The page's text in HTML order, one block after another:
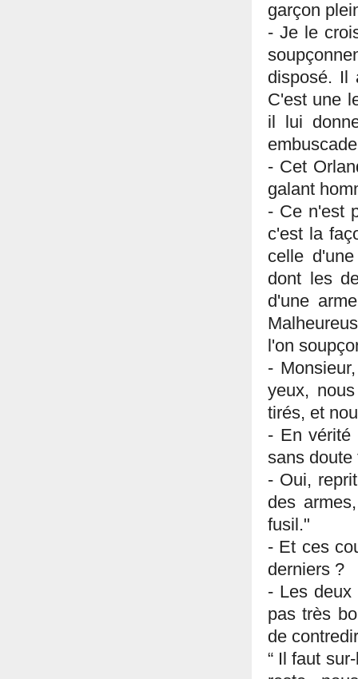
garçon
- Je le
disposé. Il
C'est une
il lui
- Cet
galant
- Ce n'est
c'est la
celle
dont les
d'une
l'on
-
yeux,
tirés, et
- En vérité
sans doute
- Oui,
des
fusil."
- Et ces
derniers ?
- Les deux
pas très
de
“ Il faut